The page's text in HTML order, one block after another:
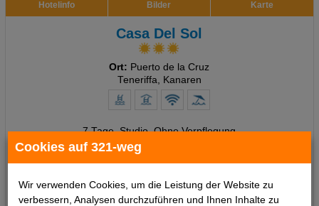
Cookies auf 321-weg
Wir verwenden Cookies, um die Leistung der Website zu
verbessern, Analysen durchzuführen und Ihnen Inhalte zu
Hotelinfo Bilder Karte
Casa Del Sol
Ort: Puerto de la Cruz
Teneriffa, Kanaren
7 Tage, Studio, Ohne Verpflegung
ab
pro Person
Termine